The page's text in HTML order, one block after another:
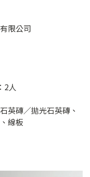
限公司
2人
英磚／拋光石英磚、
線板